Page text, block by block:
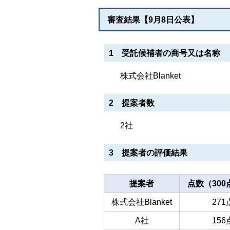
審査結果【9月8日公表】
1 受託候補者の商号又は名称
株式会社Blanket
2 提案者数
2社
3 提案者の評価結果
提案者 点数（300
株式会社Blanket 271
A社 156